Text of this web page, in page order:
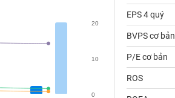
0
10
20
EPS 4 quý
BVPS cơ bản
P/E cơ bản
ROS